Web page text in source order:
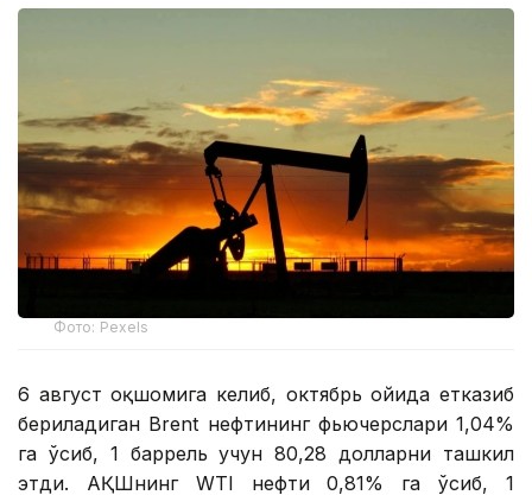
Фото: Pexels
6 август оқшомига келиб, октябрь ойида етказиб
бериладиган Brent нефтининг фьючерслари 1,04%
га ўсиб, 1 баррель учун 80,28 долларни ташкил
этди. АҚШнинг WTI нефти 0,81% га ўсиб, 1